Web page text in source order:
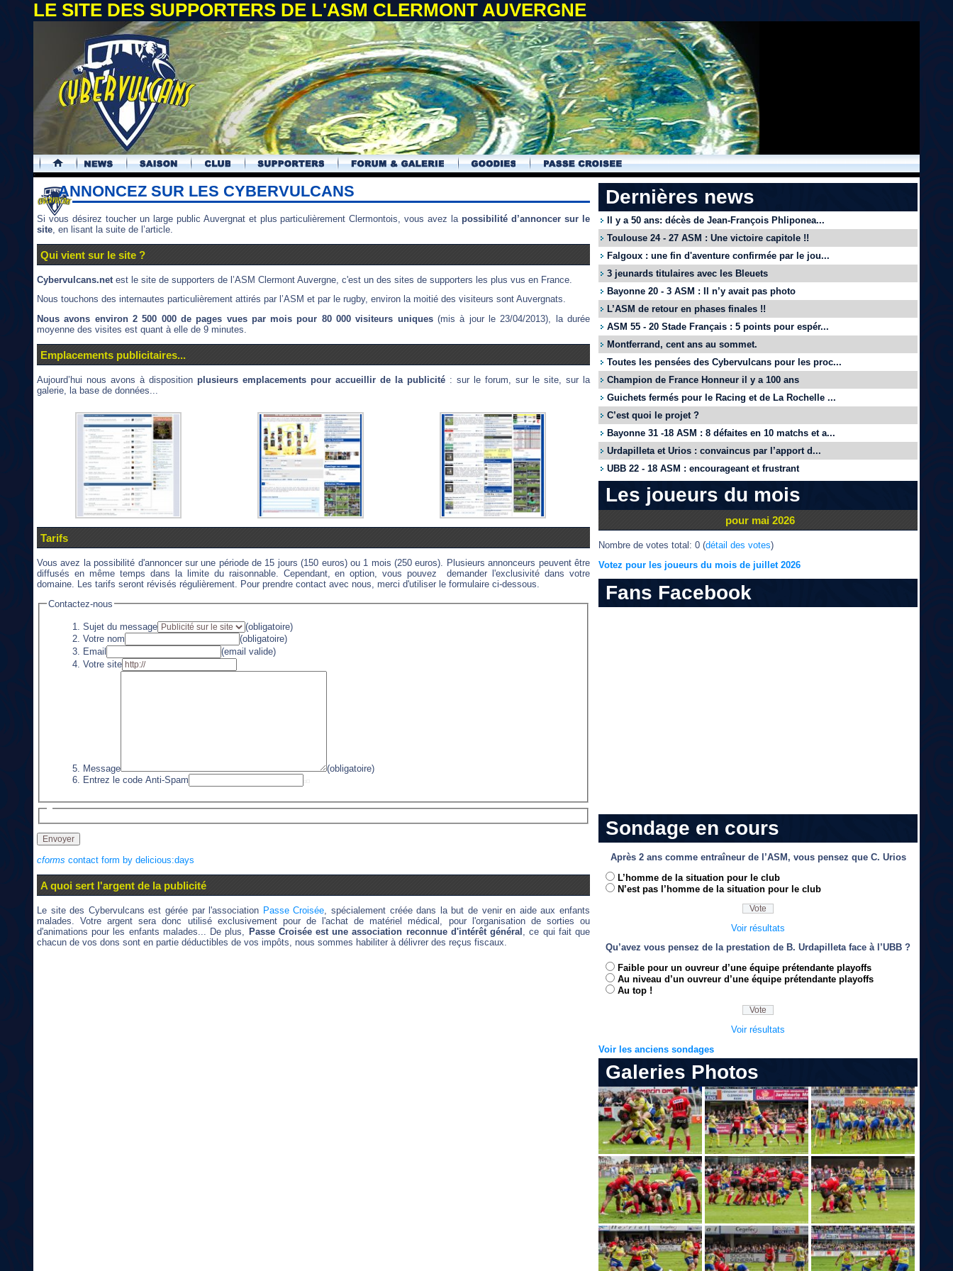
LE SITE DES SUPPORTERS DE L'ASM CLERMONT AUVERGNE
.
ANNONCEZ SUR LES CYBERVULCANS
Si vous désirez toucher un large public Auvergnat et plus particulièrement Clermontois, vous avez lapossibilité d’annoncer sur le
site, en lisant la suite de l’article.
Qui vient sur le site ?
Cybervulcans.net est le site de supporters de l’ASM Clermont Auvergne, c'est un des sites de supporters les plus vus en France.
Nous touchons des internautes particulièrement attirés par l’ASM et par le rugby, environ la moitié des visiteurs sont Auvergnats.
Nous avons environ 2 500 000 de pages vues par mois pour 80 000 visiteurs uniques(mis à jour le 23/04/2013), la durée
moyenne des visites est quant à elle de 9 minutes.
Emplacements publicitaires...
Aujourd’hui nous avons à disposition plusieurs emplacements pour accueillir de la publicité : sur le forum, sur le site, sur la
galerie, la base de données...
Tarifs
Vous avez la possibilité d'annoncer sur une période de 15 jours (150 euros) ou 1 mois (250 euros). Plusieurs annonceurs peuvent être
diffusés en même temps dans la limite du raisonnable. Cependant, en option, vous pouvez demander l'exclusivité dans votre
domaine. Les tarifs seront révisés régulièrement. Pour prendre contact avec nous, merci d'utiliser le formulaire ci-dessous.
Contactez-nous
Sujet du message
(obligatoire)
Votre nom
(obligatoire)
Email
(email valide)
Votre site
Message
(obligatoire)
Entrez le code Anti-Spam
cforms contact form by delicious:days
A quoi sert l'argent de la publicité
Le site des Cybervulcans est gérée par l'association Passe Croisée , spécialement créée dans la but de venir en aide aux enfants
malades. Votre argent sera donc utilisé exclusivement pour de l'achat de matériel médical, pour l'organisation de sorties ou
d'animations pour les enfants malades... De plus, Passe Croisée est une association reconnue d'intérêt général , ce qui fait que
chacun de vos dons sont en partie déductibles de vos impôts, nous sommes habiliter à délivrer des reçus fiscaux.
Dernières news
Il y a 50 ans: décès de Jean-François Phliponea...
Toulouse 24 - 27 ASM : Une victoire capitole !!
Falgoux : une fin d'aventure confirmée par le jou...
3 jeunards titulaires avec les Bleuets
Bayonne 20 - 3 ASM : Il n’y avait pas photo
L’ASM de retour en phases finales !!
ASM 55 - 20 Stade Français : 5 points pour espér...
Montferrand, cent ans au sommet.
Toutes les pensées des Cybervulcans pour les proc...
Champion de France Honneur il y a 100 ans
Guichets fermés pour le Racing et de La Rochelle ...
C’est quoi le projet ?
Bayonne 31 -18 ASM : 8 défaites en 10 matchs et a...
Urdapilleta et Urios : convaincus par l’apport d...
UBB 22 - 18 ASM : encourageant et frustrant
Les joueurs du mois
pour mai 2026
Nombre de votes total: 0 (détail des votes)
Votez pour les joueurs du mois de juillet 2026
Fans Facebook
Sondage en cours
Après 2 ans comme entraîneur de l’ASM, vous pensez que C. Urios
L’homme de la situation pour le club
N’est pas l’homme de la situation pour le club
Voir résultats
Qu’avez vous pensez de la prestation de B. Urdapilleta face à l’UBB ?
Faible pour un ouvreur d’une équipe prétendante playoffs
Au niveau d’un ouvreur d’une équipe prétendante playoffs
Au top !
Voir résultats
Voir les anciens sondages
Galeries Photos